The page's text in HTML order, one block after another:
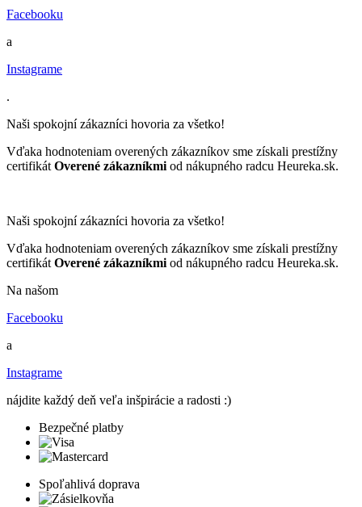
Facebooku
a
Instagrame
.
Naši spokojní zákazníci hovoria za všetko!
Vďaka hodnoteniam overených zákazníkov sme získali prestížny
certifikát Overené zákazníkmi od nákupného radcu Heureka.sk.
Naši spokojní zákazníci hovoria za všetko!
Vďaka hodnoteniam overených zákazníkov sme získali prestížny
certifikát Overené zákazníkmi od nákupného radcu Heureka.sk.
Na našom
Facebooku
a
Instagrame
nájdite každý deň veľa inšpirácie a radosti :)
Bezpečné platby
Spoľahlivá doprava